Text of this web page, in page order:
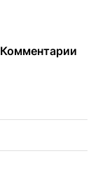
Комментарии